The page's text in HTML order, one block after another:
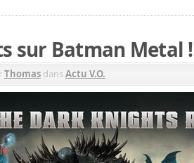
sur Batman Metal !
Thomas dansActu V.O.